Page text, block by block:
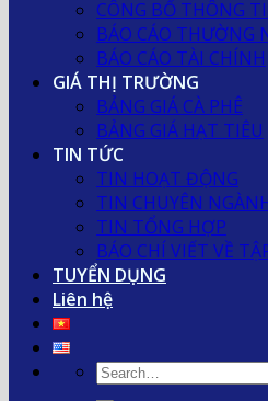
CÔNG BỐ THÔNG
BÁO CÁO THƯỜNG
BÁO CÁO TÀI CHÍNH
GIÁ THỊ TRƯỜNG
BẢNG GIÁ CÀ PHÊ
BẢNG GIÁ HẠT TIÊU
TIN TỨC
TIN HOẠT ĐỘNG
TIN CHUYÊN
TIN TỔNG HỢP
BÁO CHÍ VIẾT VỀ
TUYỂN DỤNG
Liên hệ